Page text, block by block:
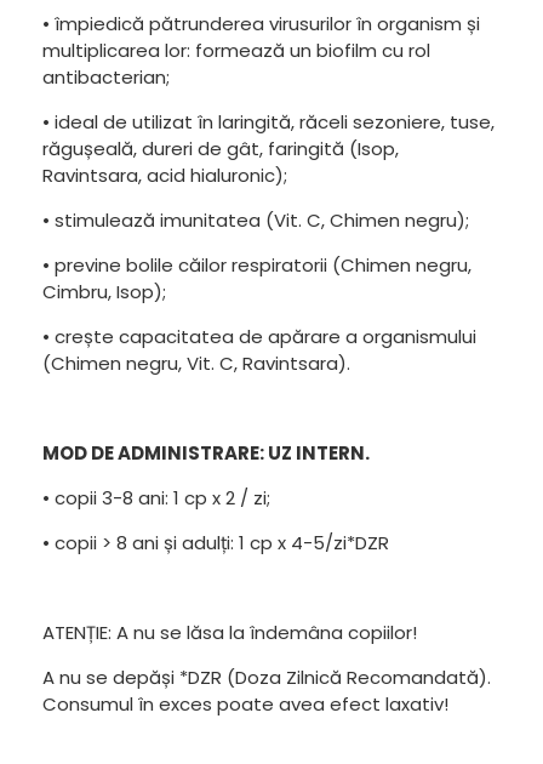
• împiedică pătrunderea virusurilor în organism și
multiplicarea lor: formează un biofilm cu rol
antibacterian;
• ideal de utilizat în laringită, răceli sezoniere, tuse,
răgușeală, dureri de gât, faringită (Isop,
Ravintsara, acid hialuronic);
• stimulează imunitatea (Vit. C, Chimen negru);
• previne bolile căilor respiratorii (Chimen negru,
Cimbru, Isop);
• crește capacitatea de apărare a organismului
(Chimen negru, Vit. C, Ravintsara).
MOD DE ADMINISTRARE: UZ INTERN.
• copii 3-8 ani: 1 cp x 2 / zi;
• copii > 8 ani și adulți: 1 cp x 4-5/zi*DZR
ATENȚIE: A nu se lăsa la îndemâna copiilor!
A nu se depăși *DZR (Doza Zilnică Recomandată).
Consumul în exces poate avea efect laxativ!